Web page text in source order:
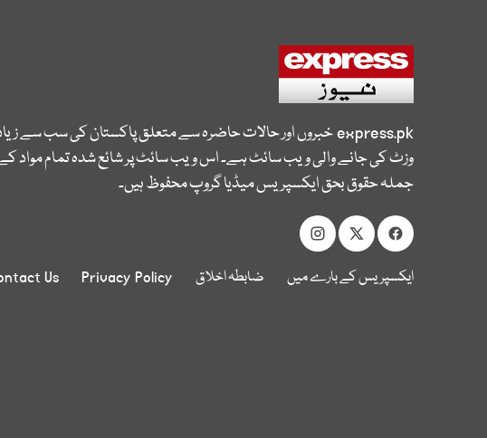
express.pkخبروں اور حالات حاضرہ سے متعلق پاکستان کی سب سے
وزٹ کی جانے والی ویب سائٹ ہے۔ اس ویب سائٹ پر شائع شدہ تمام مواد
جملہ حقوق بحق ایکسپریس میڈیا گروپ محفوظ ہیں۔
ایکسپریس کے بارے میں ضابطہ اخلاق Privacy Policy
Us